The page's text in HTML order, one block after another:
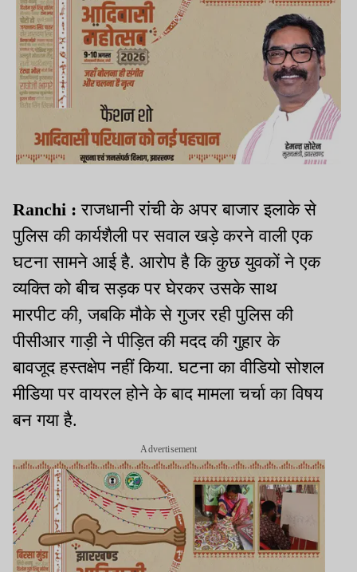
Ranchi :राजधानी रांची के अपर बाजार इलाके से
पुलिस की कार्यशैली पर सवाल खड़े करने वाली एक
घटना सामने आई है. आरोप है कि कुछ युवकों ने एक
व्यक्ति को बीच सड़क पर घेरकर उसके साथ
मारपीट की, जबकि मौके से गुजर रही पुलिस की
पीसीआर गाड़ी ने पीड़ित की मदद की गुहार के
बावजूद हस्तक्षेप नहीं किया. घटना का वीडियो सोशल
मीडिया पर वायरल होने के बाद मामला चर्चा का विषय
बन गया है.
Advertisement